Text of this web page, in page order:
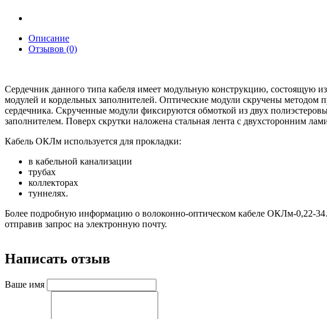
Описание
Отзывов (0)
Сердечник данного типа кабеля имеет модульную конструкцию, состоящую
модулей и кордельных заполнителей. Оптические модули скручены методом
сердечника. Скрученные модули фиксируются обмоткой из двух
заполнителем. Поверх скрутки наложена стальная лента с двухсторонним
Кабель ОКЛм используется для прокладки:
в кабельной канализации
трубах
коллекторах
туннелях.
Более подробную информацию о волоконно-оптическом кабеле ОКЛм-0,22-
отправив запрос на электронную почту.
Написать отзыв
Ваше имя